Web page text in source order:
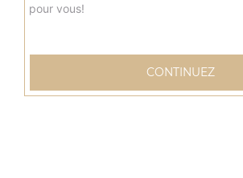
pour vous!
CONTINUEZ